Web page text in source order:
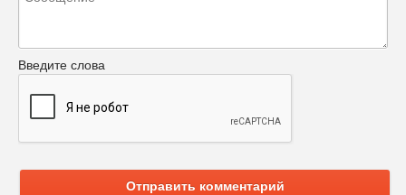
Введите слова
Отправить комментарий